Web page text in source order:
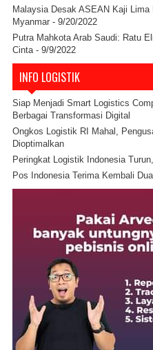
Malaysia Desak ASEAN Kaji Lima
Myanmar - 9/20/2022
Putra Mahkota Arab Saudi: Ratu
Cinta- 9/9/2022
INFO LOGISTIK
Siap Menjadi Smart Logistics
Berbagai Transformasi Digital
Ongkos Logistik RI Mahal,
Dioptimalkan
Peringkat Logistik Indonesia
Pos Indonesia Terima Kembali